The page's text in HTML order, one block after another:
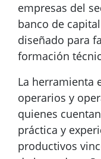
empresas del
banco de
diseñado para
formación
La herramienta
operarios y
quienes
práctica y
productivos